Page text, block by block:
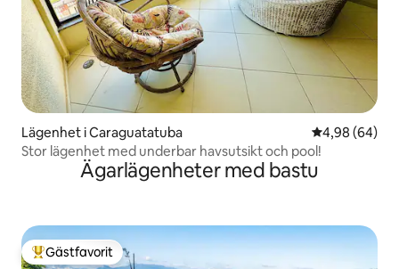
Lägenhet i Caraguatatuba 4,98 av 5 i
4,98 (64)
Stor lägenhet med underbar havsutsikt och pool!
Ägarlägenheter med bastu
Populär gästfavorit
Gästfavorit